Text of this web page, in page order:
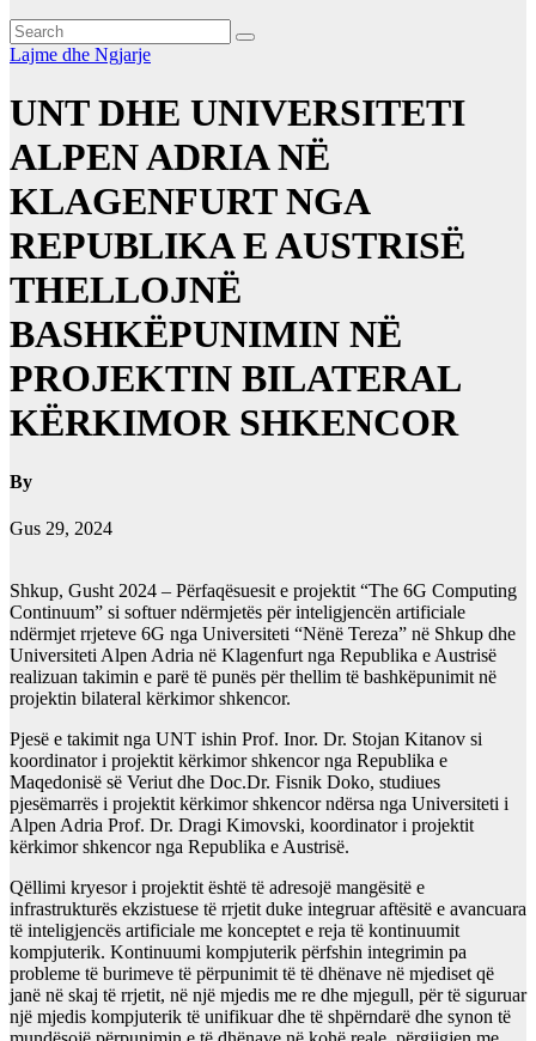
Lajme dhe Ngjarje
UNT DHE UNIVERSITETI
ALPEN ADRIA NË
KLAGENFURT NGA
REPUBLIKA E AUSTRISË
THELLOJNË
BASHKËPUNIMIN NË
PROJEKTIN BILATERAL
KËRKIMOR SHKENCOR
By
Gus 29, 2024
Shkup, Gusht 2024 – Përfaqësuesit e projektit “The 6G Computing
Continuum” si softuer ndërmjetës për inteligjencën artificiale
ndërmjet rrjeteve 6G nga Universiteti “Nënë Tereza” në Shkup dhe
Universiteti Alpen Adria në Klagenfurt nga Republika e Austrisë
realizuan takimin e parë të punës për thellim të bashkëpunimit në
projektin bilateral kërkimor shkencor.
Pjesë e takimit nga UNT ishin Prof. Inor. Dr. Stojan Kitanov si
koordinator i projektit kërkimor shkencor nga Republika e
Maqedonisë së Veriut dhe Doc.Dr. Fisnik Doko, studiues
pjesëmarrës i projektit kërkimor shkencor ndërsa nga Universiteti i
Alpen Adria Prof. Dr. Dragi Kimovski, koordinator i projektit
kërkimor shkencor nga Republika e Austrisë.
Qëllimi kryesor i projektit është të adresojë mangësitë e
infrastrukturës ekzistuese të rrjetit duke integruar aftësitë e avancuara
të inteligjencës artificiale me konceptet e reja të kontinuumit
kompjuterik. Kontinuumi kompjuterik përfshin integrimin pa
probleme të burimeve të përpunimit të të dhënave në mjediset që
janë në skaj të rrjetit, në një mjedis me re dhe mjegull, për të siguruar
një mjedis kompjuterik të unifikuar dhe të shpërndarë dhe synon të